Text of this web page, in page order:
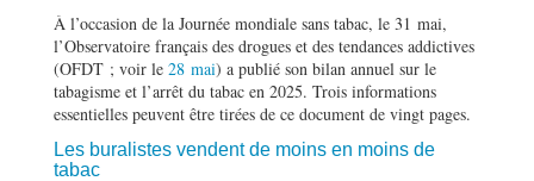
À l’occasion de la Journée mondiale sans tabac, le 31 mai,
l’Observatoire français des drogues et des tendances addictives
(OFDT ; voir le 28 mai) a publié son bilan annuel sur le
tabagisme et l’arrêt du tabac en 2025. Trois informations
essentielles peuvent être tirées de ce document de vingt pages.
Les buralistes vendent de moins en moins de
tabac